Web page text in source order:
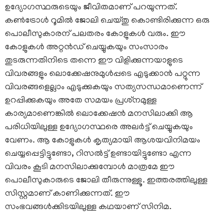
ഉദ്യോഗസ്ഥരുടെയും ജീവിതമാണ് പറയുന്നത്.
കൺട്രോൾ റൂമിൽ ജോലി ചെയ്തു കൊണ്ടിരിക്കുന്ന ഒരു
പൊലീസുകാരന് പലതരം കോളുകൾ വരും. ഈ
കോളുകൾ അറ്റൻഡ് ചെയ്യുകയും സംസാരം
തുടരുന്നതിനിടെ തന്നെ ഈ വിളിക്കുന്നയാളുടെ
വിവരങ്ങളും ലൊക്കേഷനുമുൾപ്പടെ എടുക്കാൻ പറ്റുന്ന
വിവരങ്ങളെല്ലാം എടുക്കുകയും സത്യസന്ധമാണെന്ന്
ഉറപ്പിക്കുകയും അതേ സമയം പ്രശ്‌നമുള്ള
കാര്യമാണെങ്കിൽ ലൊക്കേഷൻ മനസിലാക്കി ആ
പരിധിയിലുള്ള ഉദ്യോഗസ്ഥരെ അലർട്ട് ചെയ്യുകയും
വേണം. ആ കോളുകൾ കൃത്യമായി ആശയവിനിമയം
ചെയ്യപ്പെട്ടിട്ടുണ്ടോ, റിസൽട്ട് ഉണ്ടായിട്ടുണ്ടോ എന്ന
വിവരം കൂടി മനസിലാക്കുമ്പോൾ മാത്രമേ ഈ
പൊലീസുകാരുടെ ജോലി തീരുന്നുള്ളൂ. ഇത്തരത്തിലുള്ള
സിസ്റ്റമാണ് കാണിക്കുന്നത്. ഈ
സംഭവങ്ങൾക്കിടയിലുള്ള കഥയാണ് സിനിമ.